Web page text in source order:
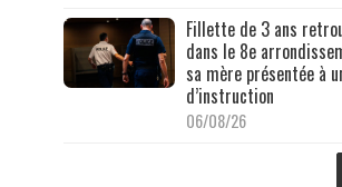
Fillette de 3 ans
dans le 8e
sa mère présentée à
d’instruction
06/08/26